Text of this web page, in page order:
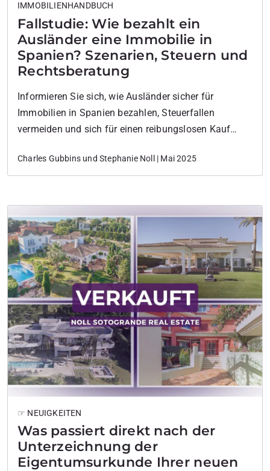
Fallstudie: Wie bezahlt ein
Ausländer eine Immobilie in
Spanien? Szenarien, Steuern und
Rechtsberatung
IMMOBILIENHANDBUCH
Informieren Sie sich, wie Ausländer sicher für
Immobilien in Spanien bezahlen, Steuerfallen
vermeiden und sich für einen reibungslosen Kauf
Charles Gubbins und Stephanie Noll | Mai 2025
Was passiert direkt nach der
Unterzeichnung der
Eigentumsurkunde Ihrer neuen
☞ NEUIGKEITEN